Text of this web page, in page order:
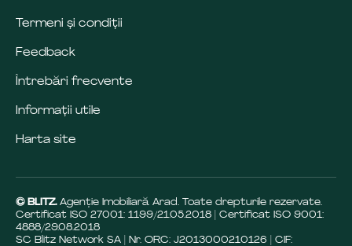
Termeni și condiții
Feedback
Întrebări frecvente
Informații utile
Harta site
© BLITZ. Agenție Imobiliară Arad. Toate drepturile rezervate.
Certificat ISO 27001: 1199/21.05.2018 | Certificat ISO 9001:
4888/29.08.2018
SC Blitz Network SA | Nr. ORC: J2013000210126 | CIF: